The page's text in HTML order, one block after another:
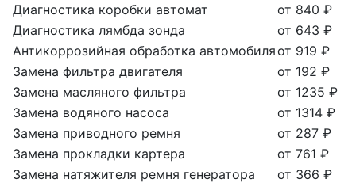
Диагностика коробки автомат
от 840 ₽
Диагностика лямбда зонда
от 643 ₽
Антикоррозийная обработка автомобиляот 919 ₽
Замена фильтра двигателя
от 192 ₽
Замена масляного фильтра
от 1235 ₽
Замена водяного насоса
от 1314 ₽
Замена приводного ремня
от 287 ₽
Замена прокладки картера
от 761 ₽
Замена натяжителя ремня генератора
от 366 ₽